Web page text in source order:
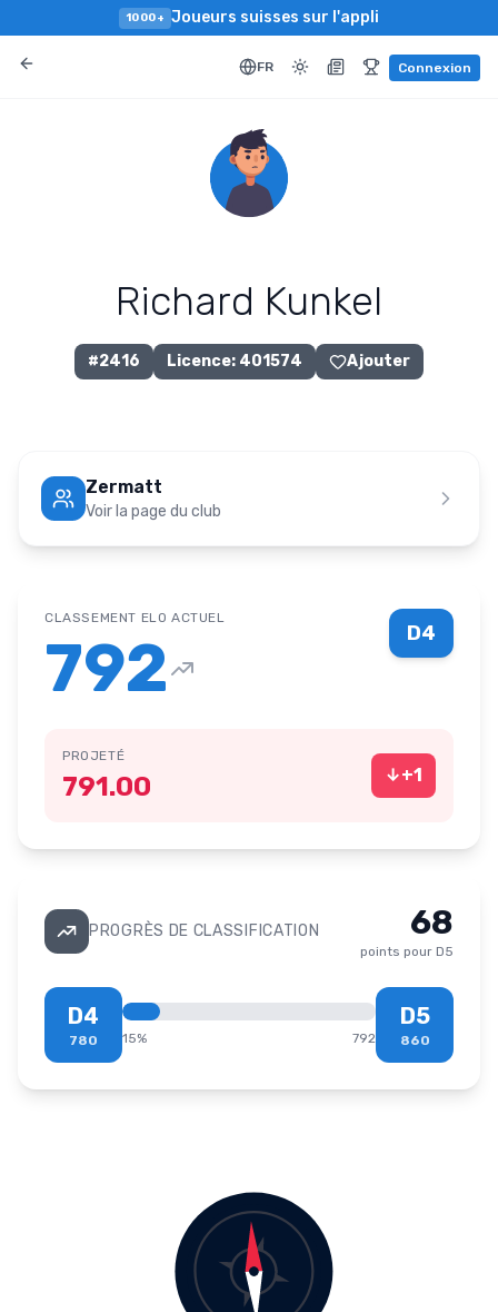
1000+ Joueurs suisses sur l'appli
FR Connexion
Richard Kunkel
#2416 Licence: 401574 Ajouter
Zermatt
Voir la page du club
D4
CLASSEMENT ELO ACTUEL
792
PROJETÉ
791.00 ↓+1
PROGRÈS DE CLASSIFICATION 68
points pour D5
D4
780 15% 792
D5
860